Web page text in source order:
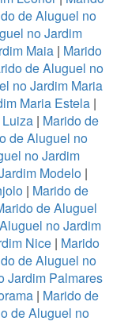
de Aluguel no
no Jardim
Maia| Marido
de Aluguel no
no Jardim Maria
Maria Estela|
| Marido de
de Aluguel no
no Jardim
Modelo |
| Marido de
de Aluguel
no Jardim
Nice | Marido
de Aluguel no
Jardim Palmares
| Marido de
de Aluguel no